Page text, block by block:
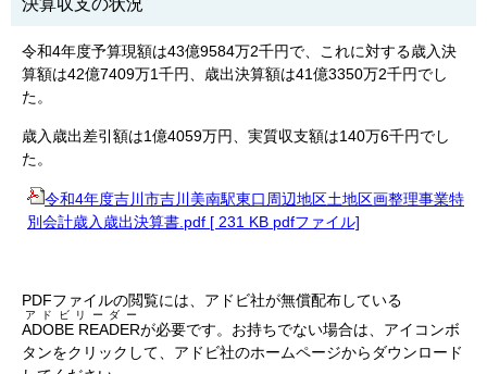
決算収支の状況
令和4年度予算現額は43億9584万2千円で、これに対する歳入決
算額は42億7409万1千円、歳出決算額は41億3350万2千円でし
た。
歳入歳出差引額は1億4059万円、実質収支額は140万6千円でし
た。
令和4年度吉川市吉川美南駅東口周辺地区土地区画整理事業特
別会計歳入歳出決算書.pdf [ 231 KB pdfファイル]
PDFファイルの閲覧には、アドビ社が無償配布している
ADOBE READER
アドビリーダー
が必要です。お持ちでない場合は、アイコンボ
タンをクリックして、アドビ社のホームページからダウンロード